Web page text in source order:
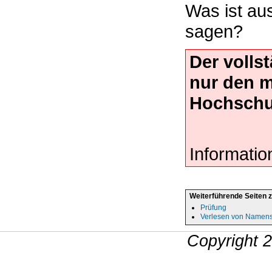
Was ist
sagen?
Der
nur den
Weiterführende Seiten
Prüfung
Verlesen von
Copyright